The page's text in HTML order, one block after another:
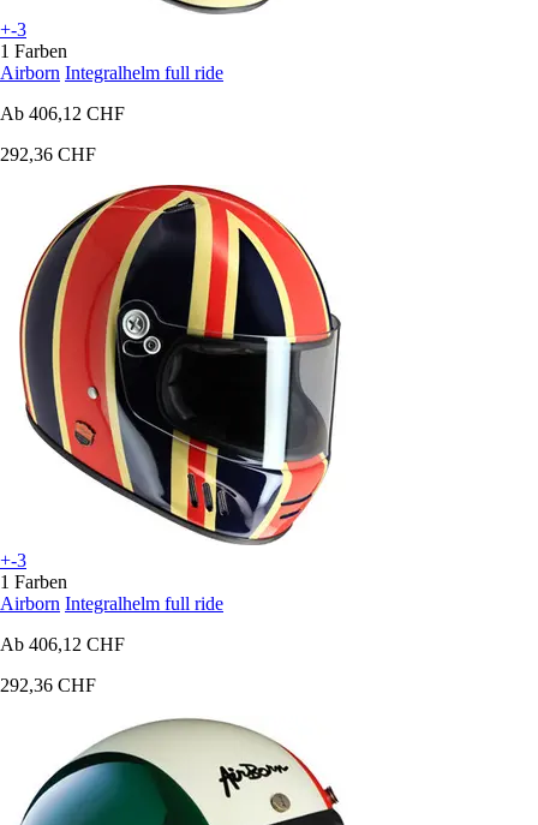
+-3
1 Farben
Airborn Integralhelm full ride
Ab 406,12 CHF
292,36 CHF
+-3
1 Farben
Airborn Integralhelm full ride
Ab 406,12 CHF
292,36 CHF